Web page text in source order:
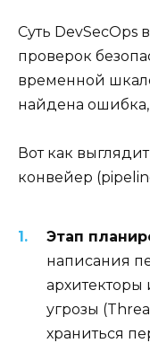
Суть DevSecOps
проверок
временной
найдена
Вот как
конвейер
Этап
написания
угрозы
храниться